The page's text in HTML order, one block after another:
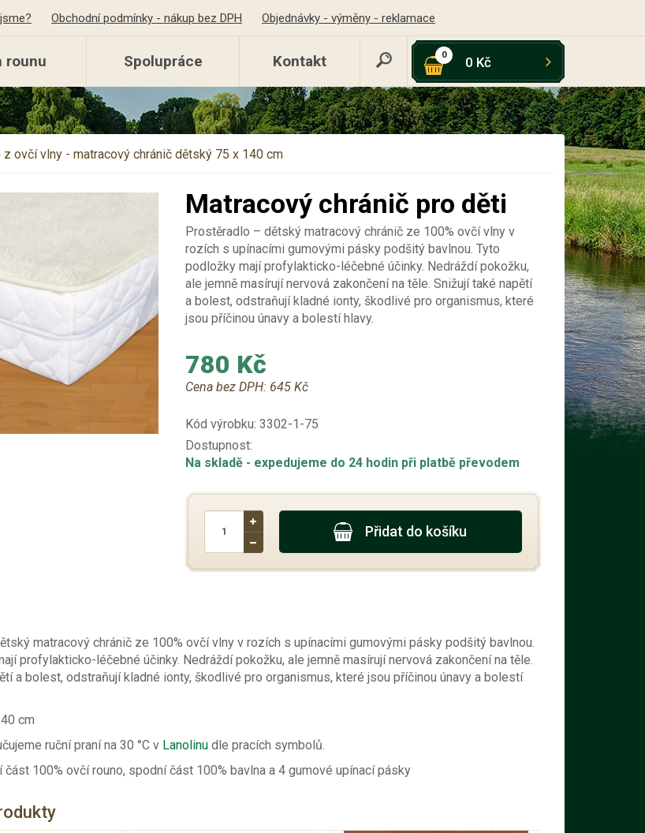
Obchodní podmínky - nákup bez DPH Objednávky - výměny - reklamace
rounu Spolupráce Kontakt 0 0 Kč
ovčí vlny - matracový chránič dětský 75 x 140 cm
Matracový chránič pro děti
Prostěradlo – dětský matracový chránič ze 100% ovčí vlny v
rozích s upínacími gumovými pásky podšitý bavlnou. Tyto
podložky mají profylakticko-léčebné účinky. Nedráždí pokožku,
ale jemně masírují nervová zakončení na těle. Snižují také napětí
a bolest, odstraňují kladné ionty, škodlivé pro organismus, které
jsou příčinou únavy a bolestí hlavy.
780 Kč
Cena bez DPH: 645 Kč
Kód výrobku: 3302-1-75
Dostupnost:
Na skladě - expedujeme do 24 hodin při platbě převodem
Přidat do košíku
matracový chránič ze 100% ovčí vlny v rozích s upínacími gumovými pásky podšitý bavlnou.
profylakticko-léčebné účinky. Nedráždí pokožku, ale jemně masírují nervová zakončení na těle.
a bolest, odstraňují kladné ionty, škodlivé pro organismus, které jsou příčinou únavy a bolestí
cm
ruční praní na 30 °C v Lanolinu dle pracích symbolů.
část 100% ovčí rouno, spodní část 100% bavlna a 4 gumové upínací pásky